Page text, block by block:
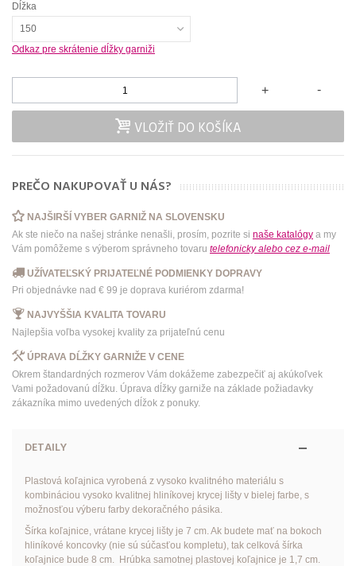
Dĺžka
150
Odkaz pre skrátenie dĺžky garniži
-
+
VLOŽIŤ DO KOŠÍKA
PREČO NAKUPOVAŤ U NÁS?
NAJŠIRŠÍ VYBER GARNIŽ NA SLOVENSKU
Ak ste niečo na našej stránke nenašli, prosím, pozrite si naše katalógy a my
Vám pomôžeme s výberom správneho tovaru telefonicky alebo cez e-mail
UŽÍVATEĽSKÝ PRIJATEĽNÉ PODMIENKY DOPRAVY
Pri objednávke nad € 99 je doprava kuriérom zdarma!
NAJVYŠŠIA KVALITA TOVARU
Najlepšia voľba vysokej kvality za prijateľnú cenu
ÚPRAVA DĹŽKY GARNIŽE V CENE
Okrem štandardných rozmerov Vám dokážeme zabezpečiť aj akúkoľvek
Vami požadovanú dĺžku. Úprava dĺžky garniže na základe požiadavky
zákazníka mimo uvedených dĺžok z ponuky.
DETAILY
Plastová koľajnica vyrobená z vysoko kvalitného materiálu s
kombináciou vysoko kvalitnej hliníkovej krycej lišty v bielej farbe, s
možnosťou výberu farby dekoračného pásika.
Šírka koľajnice, vrátane krycej lišty je 7 cm. Ak budete mať na bokoch
hliníkové koncovky (nie sú súčasťou kompletu), tak celková šírka
koľajnice bude 8 cm. Hrúbka samotnej plastovej koľajnice je 1,7 cm.